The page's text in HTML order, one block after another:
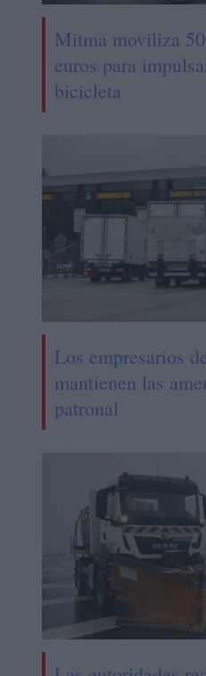
Mitma moviliza
euros para
bicicleta
Los empresarios
mantienen las
patronal